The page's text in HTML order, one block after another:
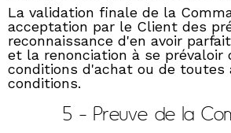
La validation finale de la
acceptation par le Client des
reconnaissance d'en avoir
et la renonciation à se prévaloir
conditions d'achat ou de toutes
conditions.
5 - Preuve de la